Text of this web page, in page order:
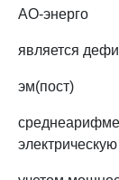
АО-энерго
является
эм(пост)